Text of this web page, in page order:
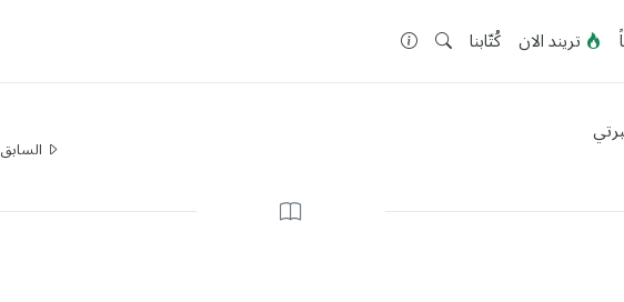
تريند الان كُتّابنا
السابق